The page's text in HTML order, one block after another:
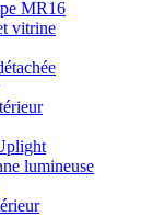
MR16
vitrine
lumineuse